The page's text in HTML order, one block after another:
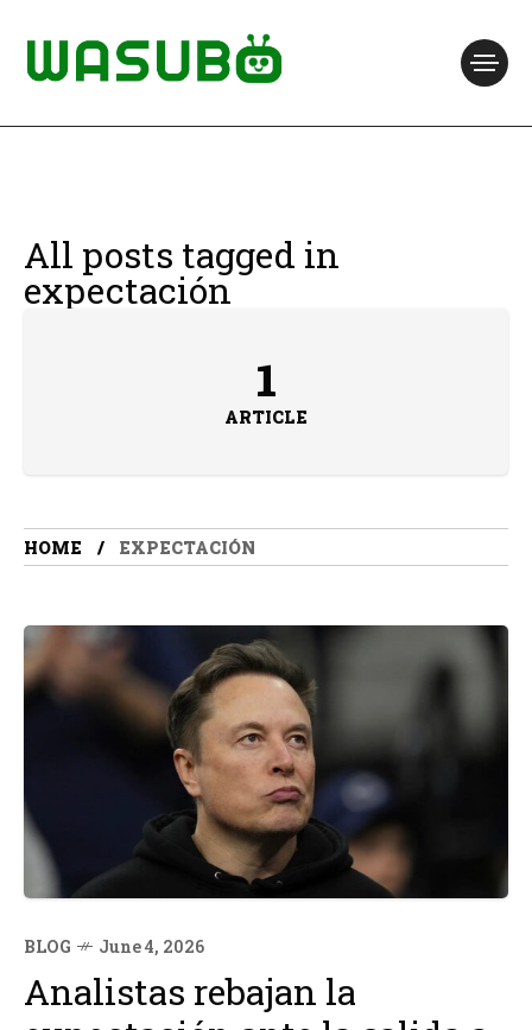
All posts tagged in
expectación
1
ARTICLE
HOME EXPECTACIÓN
BLOG June 4, 2026
Analistas rebajan la